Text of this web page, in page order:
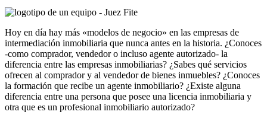
Hoy en día hay más «modelos de negocio» en las empresas de
intermediación inmobiliaria que nunca antes en la historia. ¿Conoces
-como comprador, vendedor o incluso agente autorizado- la
diferencia entre las empresas inmobiliarias? ¿Sabes qué servicios
ofrecen al comprador y al vendedor de bienes inmuebles? ¿Conoces
la formación que recibe un agente inmobiliario? ¿Existe alguna
diferencia entre una persona que posee una licencia inmobiliaria y
otra que es un profesional inmobiliario autorizado?